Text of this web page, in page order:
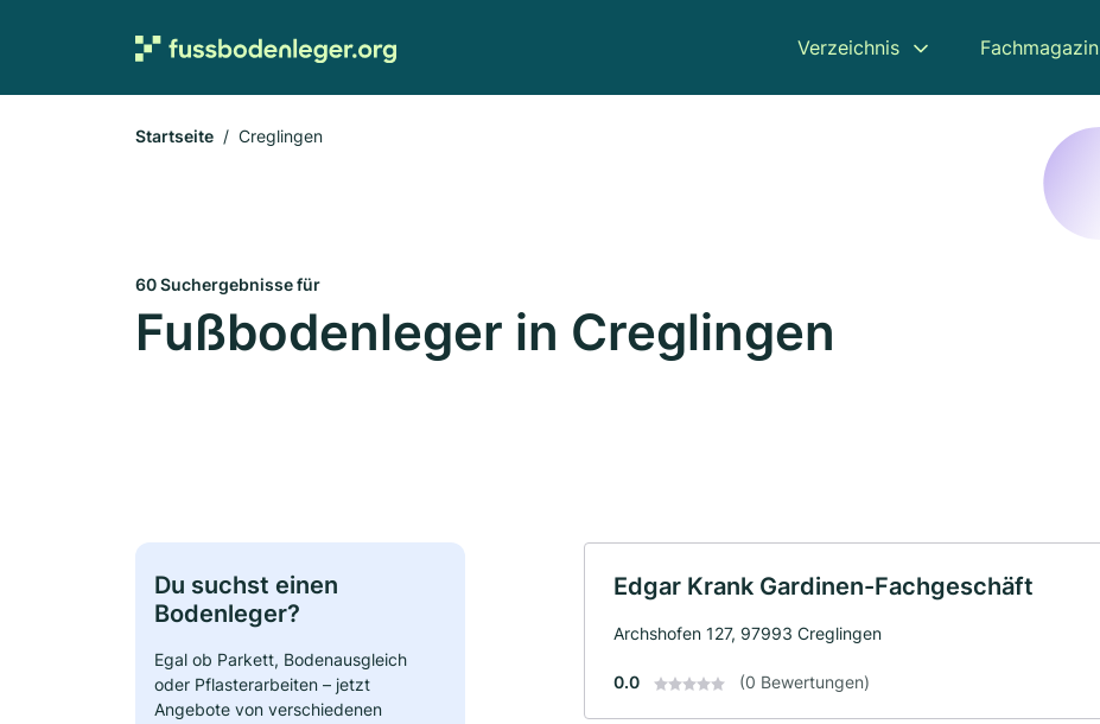
Verzeichnis Fachmagazin
Startseite Creglingen
60 Suchergebnisse für
Fußbodenleger in Creglingen
Du suchst einen
Bodenleger?
Egal ob Parkett, Bodenausgleich
oder Pflasterarbeiten – jetzt
Angebote von verschiedenen
Edgar Krank Gardinen-Fachgeschäft
Archshofen 127, 97993 Creglingen
0.0 (0 Bewertungen)